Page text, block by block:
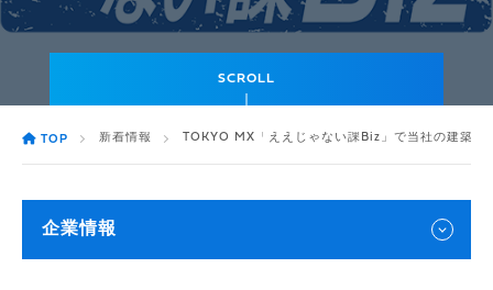
SCROLL
TOP 新着情報 TOKYO MX「ええじゃない課Biz」で当社の建築
企業情報